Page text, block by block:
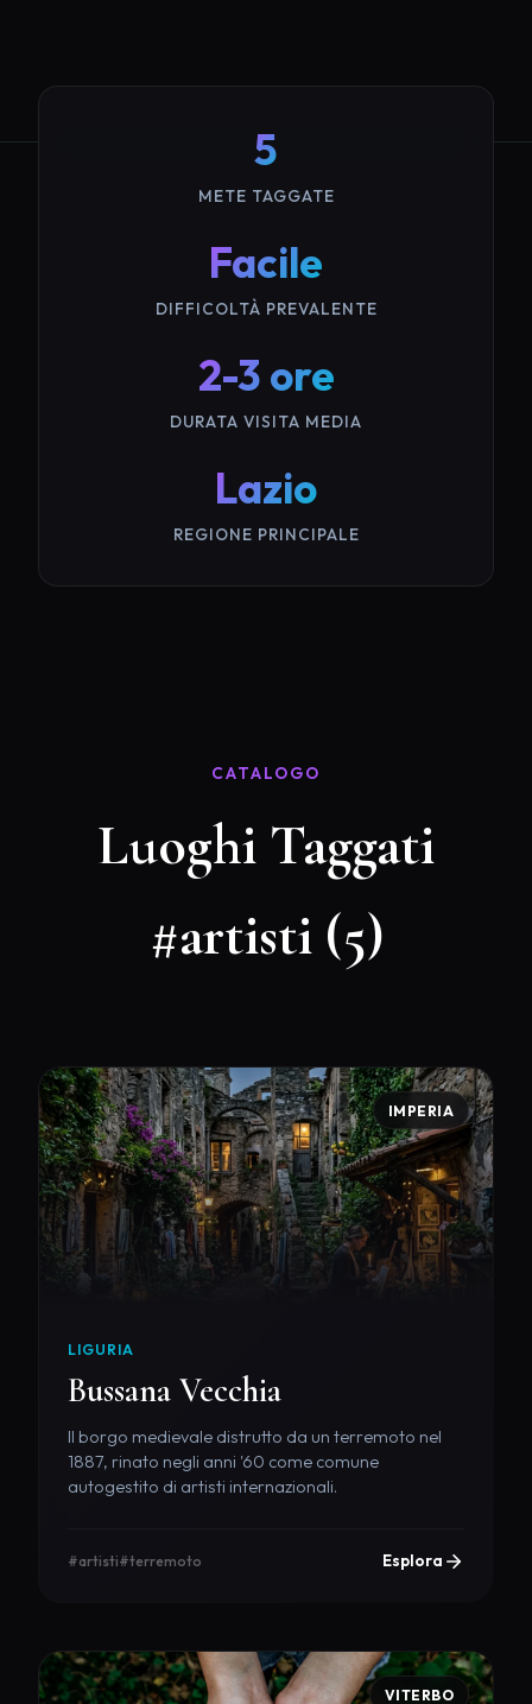
5
METE TAGGATE
Facile
DIFFICOLTÀ PREVALENTE
2-3 ore
DURATA VISITA MEDIA
Lazio
REGIONE PRINCIPALE
CATALOGO
Luoghi Taggati
#artisti (5)
IMPERIA
LIGURIA
Bussana Vecchia
Il borgo medievale distrutto da un terremoto nel
1887, rinato negli anni '60 come comune
autogestito di artisti internazionali.
#artisti#terremoto Esplora
VITERBO